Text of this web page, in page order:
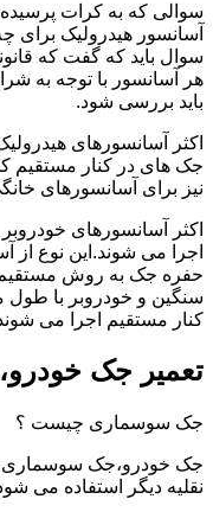
سوالی که به کرات
آسانسور هیدرولیک
سوال باید که گفت که
هر آسانسور با توجه به
باید بررسی شود.
اکثر آسانسورهای
جک های در کنار مستقیم
نیز برای آسانسورهای
اکثر آسانسورهای
اجرا می شوند.این نوع
حفره جک به روش
سنگین و خودروبر با طول
کنار مستقیم اجرا می
تعمیر جک
جک سوسماری چیست ؟
جک خودرو،جک سوسماری
نقلیه دیگر استفاده می